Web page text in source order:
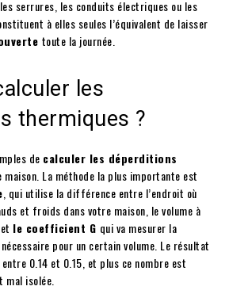
serrures, les conduits électriques ou les
à elles seules l’équivalent de laisser
toute la journée.
les
thermiques ?
de calculer les déperditions
maison. La méthode la plus importante est
, qui utilise la différence entre l’endroit où
et froids dans votre maison, le volume à
le coefficient G qui va mesurer la
pour un certain volume. Le résultat
0.14 et 0.15, et plus ce nombre est
mal isolée.